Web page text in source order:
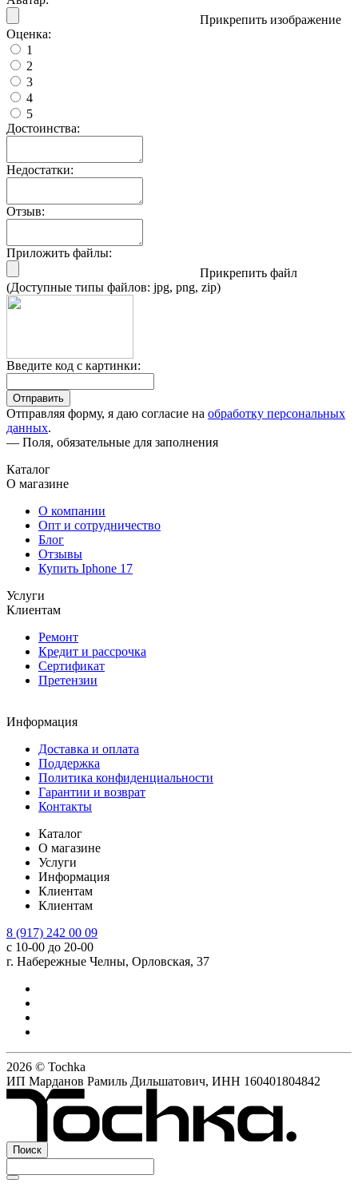
Прикрепить изображение
Оценка:
1
2
3
4
5
Достоинства:
Недостатки:
Отзыв:
Приложить файлы:
Прикрепить файл
(Доступные типы файлов: jpg, png, zip)
Введите код с картинки:
Отправить
Отправляя форму, я даю согласие на обработку персональных
данных.
— Поля, обязательные для заполнения
Каталог
О магазине
О компании
Опт и сотрудничество
Блог
Отзывы
Купить Iphone 17
Услуги
Клиентам
Ремонт
Кредит и рассрочка
Сертификат
Претензии
Информация
Доставка и оплата
Поддержка
Политика конфиденциальности
Гарантии и возврат
Контакты
Каталог
О магазине
Услуги
Информация
Клиентам
Клиентам
8 (917) 242 00 09
с 10-00 до 20-00
г. Набережные Челны, Орловская, 37
2026 © Tochka
ИП Марданов Рамиль Дильшатович, ИНН 160401804842
Поиск